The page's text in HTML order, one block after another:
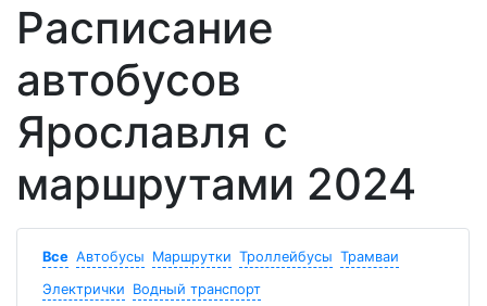
Расписание
автобусов
Ярославля с
маршрутами 2024
Все Автобусы Маршрутки Троллейбусы Трамваи
Электрички Водный транспорт